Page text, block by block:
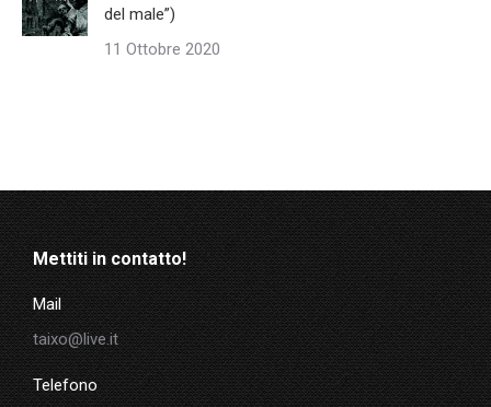
del male”)
11 Ottobre 2020
Mettiti in contatto!
Mail
taixo@live.it
Telefono